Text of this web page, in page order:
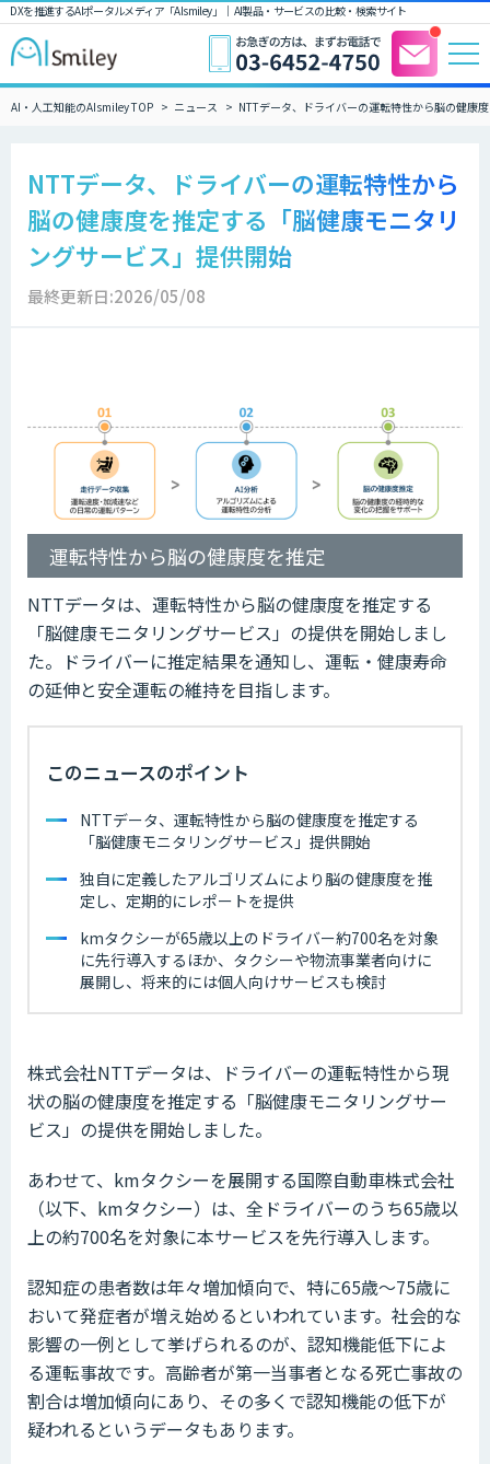
DXを推進するAIポータルメディア「AIsmiley」｜ AI製品・サービスの比較・検索サイト
AI・人工知能のAIsmiley TOP ニュース NTTデータ、ドライバーの運転特性から脳の健康
NTTデータ、ドライバーの運転特性から
脳の健康度を推定する「脳健康モニタリ
ングサービス」提供開始
最終更新日:2026/05/08
運転特性から脳の健康度を推定
NTTデータは、運転特性から脳の健康度を推定する
「脳健康モニタリングサービス」の提供を開始しまし
た。ドライバーに推定結果を通知し、運転・健康寿命
の延伸と安全運転の維持を目指します。
このニュースのポイント
NTTデータ、運転特性から脳の健康度を推定する
「脳健康モニタリングサービス」提供開始
独自に定義したアルゴリズムにより脳の健康度を推
定し、定期的にレポートを提供
kmタクシーが65歳以上のドライバー約700名を対象
に先行導入するほか、タクシーや物流事業者向けに
展開し、将来的には個人向けサービスも検討
株式会社NTTデータは、ドライバーの運転特性から現
状の脳の健康度を推定する「脳健康モニタリングサー
ビス」の提供を開始しました。
あわせて、kmタクシーを展開する国際自動車株式会社
（以下、kmタクシー）は、全ドライバーのうち65歳以
上の約700名を対象に本サービスを先行導入します。
認知症の患者数は年々増加傾向で、特に65歳～75歳に
おいて発症者が増え始めるといわれています。社会的な
影響の一例として挙げられるのが、認知機能低下によ
る運転事故です。高齢者が第一当事者となる死亡事故の
割合は増加傾向にあり、その多くで認知機能の低下が
疑われるというデータもあります。